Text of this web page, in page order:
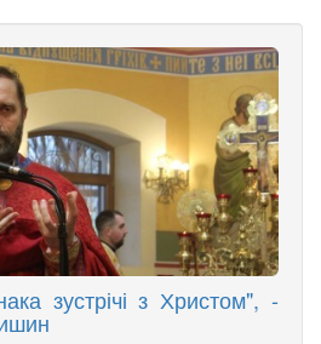
зустрічі з Христом", -